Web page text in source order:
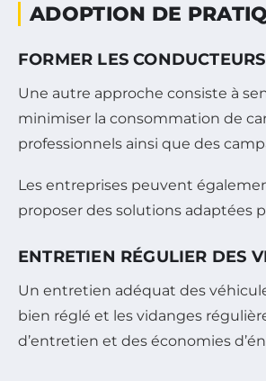
ADOPTION DE
FORMER LES CONDUCTEURS
Une autre approche consiste à
minimiser la consommation de
professionnels ainsi que des
Les entreprises peuvent
proposer des solutions adaptées
ENTRETIEN RÉGULIER DES
Un entretien adéquat des
bien réglé et les vidanges
d’entretien et des économies